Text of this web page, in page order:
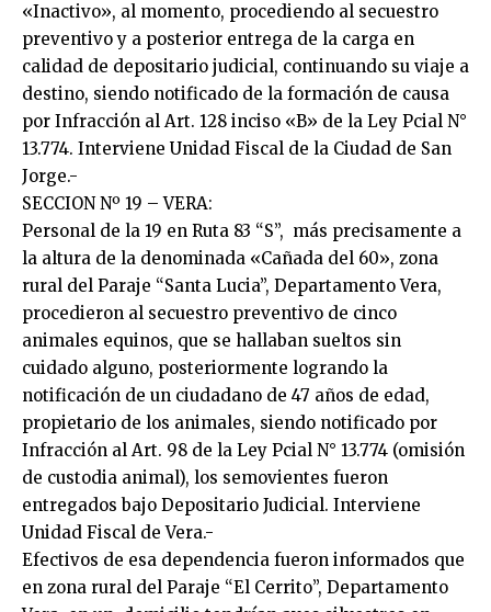
«Inactivo», al momento, procediendo al secuestro
preventivo y a posterior entrega de la carga en
calidad de depositario judicial, continuando su viaje a
destino, siendo notificado de la formación de causa
por Infracción al Art. 128 inciso «B» de la Ley Pcial N°
13.774. Interviene Unidad Fiscal de la Ciudad de San
Jorge.-
SECCION Nº 19 – VERA:
Personal de la 19 en Ruta 83 “S”, más precisamente a
la altura de la denominada «Cañada del 60», zona
rural del Paraje “Santa Lucia”, Departamento Vera,
procedieron al secuestro preventivo de cinco
animales equinos, que se hallaban sueltos sin
cuidado alguno, posteriormente logrando la
notificación de un ciudadano de 47 años de edad,
propietario de los animales, siendo notificado por
Infracción al Art. 98 de la Ley Pcial N° 13.774 (omisión
de custodia animal), los semovientes fueron
entregados bajo Depositario Judicial. Interviene
Unidad Fiscal de Vera.-
Efectivos de esa dependencia fueron informados que
en zona rural del Paraje “El Cerrito”, Departamento